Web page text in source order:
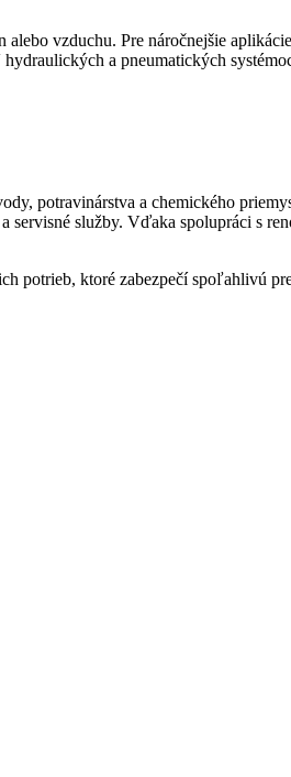
vzduchu. Pre náročnejšie
a pneumatických
potravinárstva a chemického
servisné služby. Vďaka spolupráci s
potrieb, ktoré zabezpečí spoľahlivú